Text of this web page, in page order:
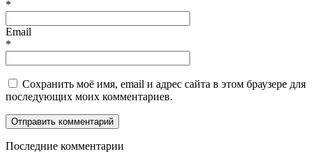
*
Email
*
Сохранить моё имя, email и адрес сайта в этом браузере для
последующих моих комментариев.
Последние комментарии